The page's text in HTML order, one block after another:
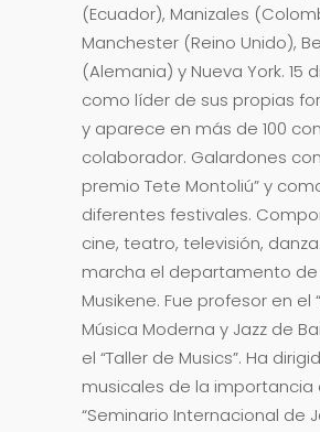
(Ecuador), Manizales
Manchester (Reino Unido),
(Alemania) y Nueva York. 15
como líder de sus propias
y aparece en más de 100
colaborador. Galardones
premio Tete Montoliú” y
diferentes festivales.
cine, teatro, televisión,
marcha el departamento de
Musikene. Fue profesor en el
Música Moderna y Jazz de
el “Taller de Musics”. Ha
musicales de la importancia
“Seminario Internacional de